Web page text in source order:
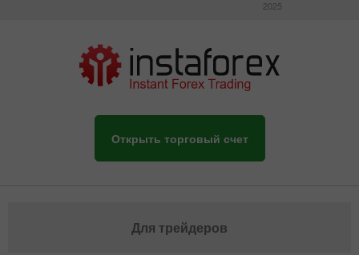
2025
Открыть торговый счет
Для трейдеров